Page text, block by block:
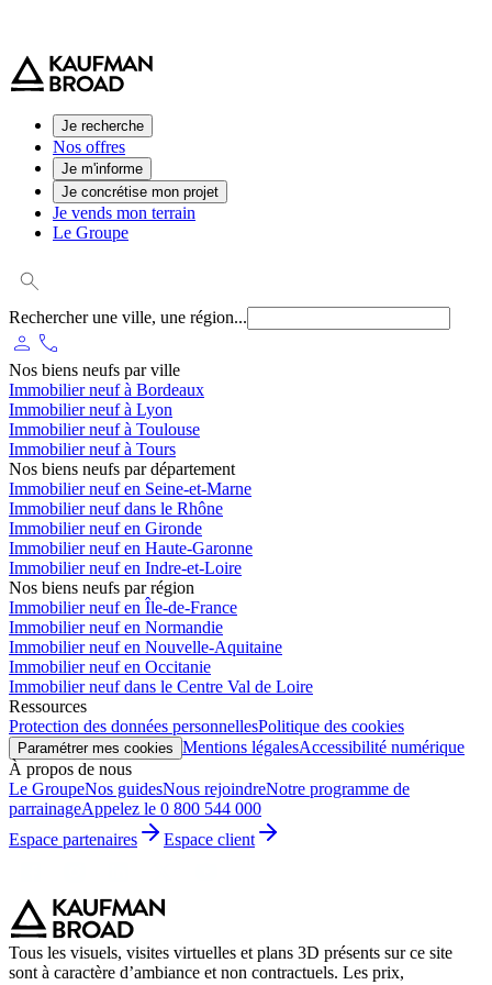
Je recherche
Nos offres
Je m'informe
Je concrétise mon projet
Je vends mon terrain
Le Groupe
Rechercher une ville, une région...
person phone
Nos biens neufs par ville
Immobilier neuf à Bordeaux
Immobilier neuf à Lyon
Immobilier neuf à Toulouse
Immobilier neuf à Tours
Nos biens neufs par département
Immobilier neuf en Seine-et-Marne
Immobilier neuf dans le Rhône
Immobilier neuf en Gironde
Immobilier neuf en Haute-Garonne
Immobilier neuf en Indre-et-Loire
Nos biens neufs par région
Immobilier neuf en Île-de-France
Immobilier neuf en Normandie
Immobilier neuf en Nouvelle-Aquitaine
Immobilier neuf en Occitanie
Immobilier neuf dans le Centre Val de Loire
Ressources
Protection des données personnellesPolitique des cookies
Paramétrer mes cookies Mentions légalesAccessibilité numérique
À propos de nous
Le GroupeNos guidesNous rejoindreNotre programme de
parrainageAppelez le 0 800 544 000
Espace partenaires
Espace client
Tous les visuels, visites virtuelles et plans 3D présents sur ce site
sont à caractère d’ambiance et non contractuels. Les prix,